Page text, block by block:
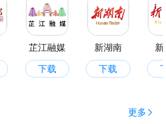
芷江融媒
下载
新湖南
下载
更多